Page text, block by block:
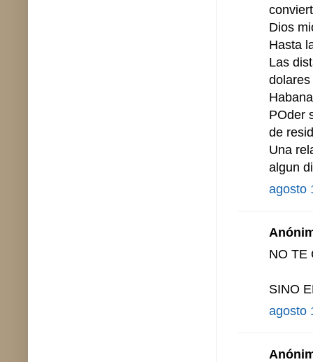
Dios
Hasta
Las
POder
de
Una
algun
agosto
NO TE
SINO
agosto